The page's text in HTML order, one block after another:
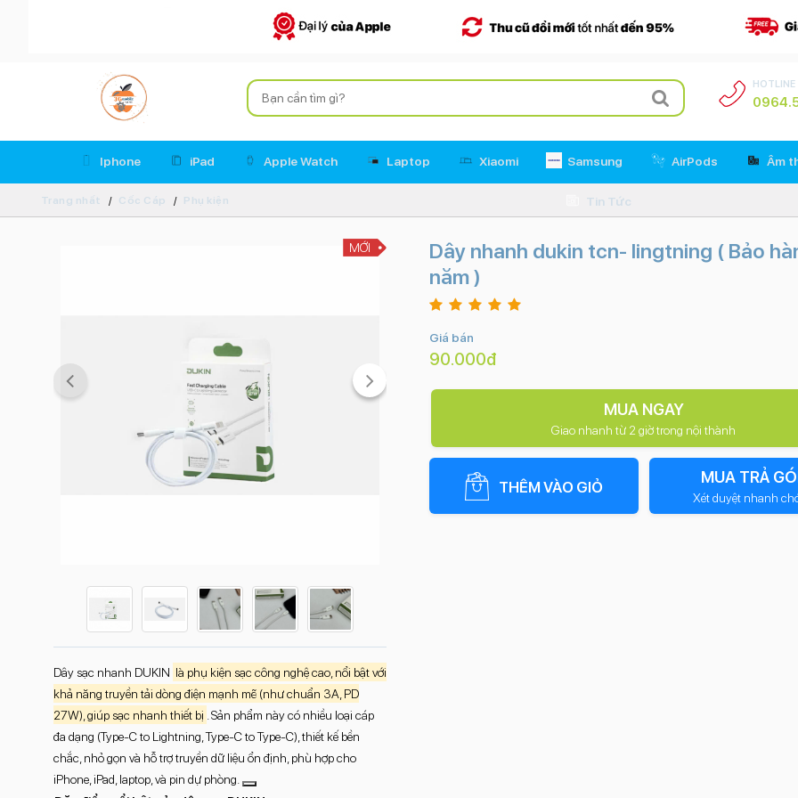
HOTLINE
Iphone iPad Apple Watch Laptop Xiaomi Samsung AirPods Âm
Tin Tức
Trang nhất Cốc Cáp Phụ kiện
MỚI
Dây sạc nhanh DUKIN là phụ kiện sạc công nghệ cao, nổi bật với
khả năng truyền tải dòng điện mạnh mẽ (như chuẩn 3A, PD
27W), giúp sạc nhanh thiết bị . Sản phẩm này có nhiều loại cáp
đa dạng (Type-C to Lightning, Type-C to Type-C), thiết kế bền
chắc, nhỏ gọn và hỗ trợ truyền dữ liệu ổn định, phù hợp cho
iPhone, iPad, laptop, và pin dự phòng.
Dây nhanh dukin tcn- lingtning ( Bảo
năm )
Giá bán
90.000đ
MUA NGAY
Giao nhanh từ 2 giờ trong nội thành
THÊM VÀO GIỎ
MUA TRẢ
Xét duyệt nhanh